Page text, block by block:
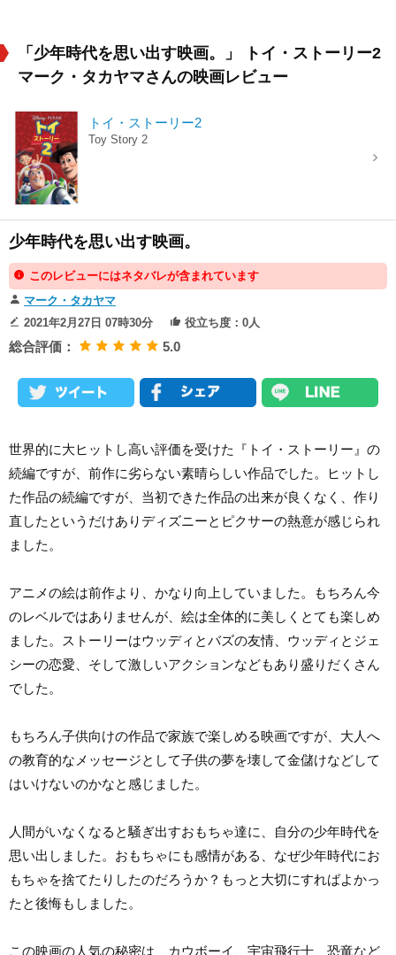
「少年時代を思い出す映画。」 トイ・ストーリー2
マーク・タカヤマさんの映画レビュー
トイ・ストーリー2
Toy Story 2
少年時代を思い出す映画。
このレビューにはネタバレが含まれています
マーク・タカヤマ
2021年2月27日 07時30分
役立ち度：0人
総合評価： 5.0
世界的に大ヒットし高い評価を受けた『トイ・ストーリー』の
続編ですが、前作に劣らない素晴らしい作品でした。ヒットし
た作品の続編ですが、当初できた作品の出来が良くなく、作り
直したというだけありディズニーとピクサーの熱意が感じられ
ました。
アニメの絵は前作より、かなり向上していました。もちろん今
のレベルではありませんが、絵は全体的に美しくとても楽しめ
ました。ストーリーはウッディとバズの友情、ウッディとジェ
シーの恋愛、そして激しいアクションなどもあり盛りだくさん
でした。
もちろん子供向けの作品で家族で楽しめる映画ですが、大人へ
の教育的なメッセージとして子供の夢を壊して金儲けなどして
はいけないのかなと感じました。
人間がいなくなると騒ぎ出すおもちゃ達に、自分の少年時代を
思い出しました。おもちゃにも感情がある、なぜ少年時代にお
もちゃを捨てたりしたのだろうか？もっと大切にすればよかっ
たと後悔もしました。
この映画の人気の秘密は、カウボーイ、宇宙飛行士、恐竜など